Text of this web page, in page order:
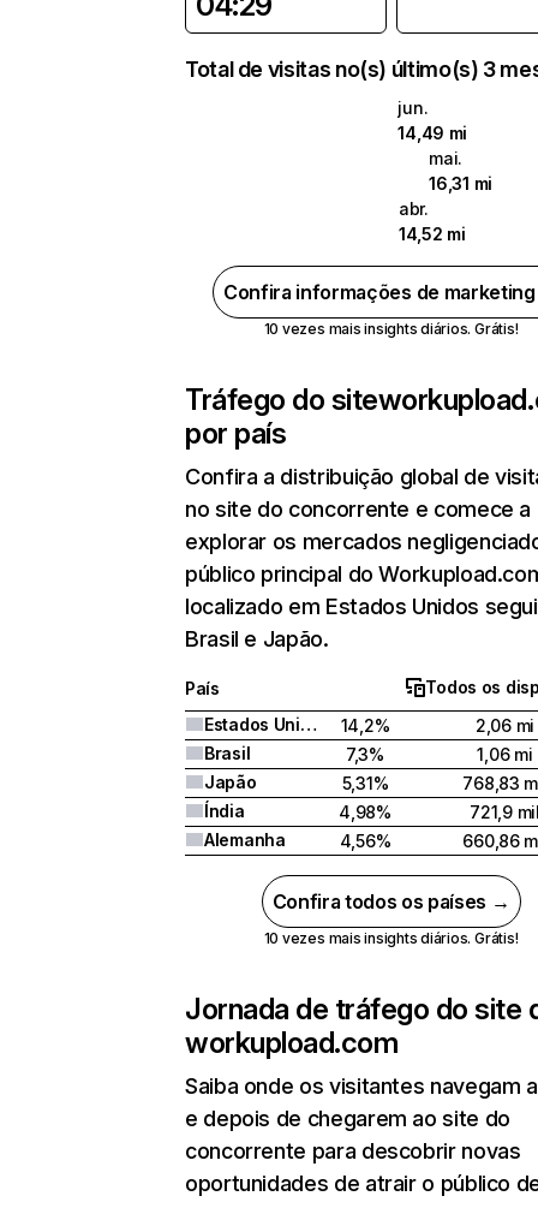
Total de visitas no(s) último(s) 3
jun.
14,49 mi
mai.
16,31 mi
abr.
14,52 mi
Confira informações de
10 vezes mais insights diários. Grátis!
Tráfego do site
por país
Confira a distribuição global de
no site do concorrente e comece a
explorar os mercados
público principal do
localizado em Estados Unidos
Brasil e Japão.
País
Todos os
Estados Unidos
14,2%
2,06 mi
Brasil
7,3%
1,06 mi
Japão
5,31%
768,83
Índia
4,98%
721,9
Alemanha
4,56% 660,86
Confira todos os países →
10 vezes mais insights diários. Grátis!
Jornada de tráfego do site
workupload.com
Saiba onde os visitantes navegam
e depois de chegarem ao site do
concorrente para descobrir novas
oportunidades de atrair o público